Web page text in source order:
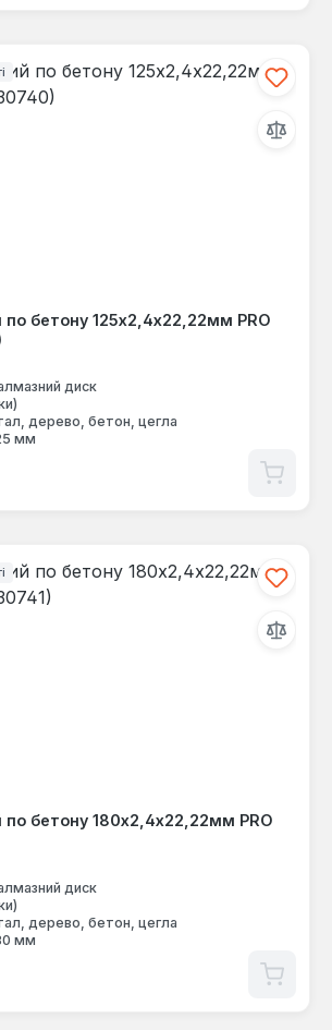
по бетону 125х2,4х22,22мм PRO
диск
дерево, бетон, цегла
мм
по бетону 180х2,4х22,22мм PRO
диск
дерево, бетон, цегла
мм